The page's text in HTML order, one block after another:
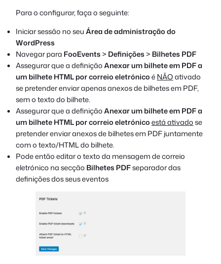
Para o configurar, faça o seguinte:
Iniciar sessão no seuÁrea de administração do
WordPress
Navegar para FooEvents> Definições> Bilhetes PDF
Assegurar que a definiçãoAnexar um bilhete em PDF a
um bilhete HTML por correio eletrónicoéNÃOativado
se pretender enviar apenas anexos de bilhetes em PDF,
sem o texto do bilhete.
Assegurar que a definiçãoAnexar um bilhete em PDF a
um bilhete HTML por correio eletrónicoestá ativadose
pretender enviar anexos de bilhetes em PDF juntamente
com o texto/HTML do bilhete.
Pode então editar o texto da mensagem de correio
eletrónico na secção Bilhetes PDFseparador das
definições dos seus eventos